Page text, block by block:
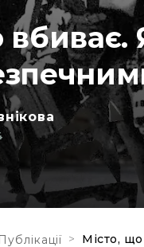
Публікації > Місто,